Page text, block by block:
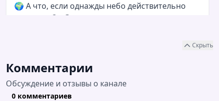
Скрыть
Комментарии
Обсуждение и отзывы о канале
0 комментариев
🌍 А что, если однажды небо действительно
загорится?... Специально для вас сделали
астероида.Если зашло - дайте реакцию 👍💫 И
15.05.2026 / 09:05